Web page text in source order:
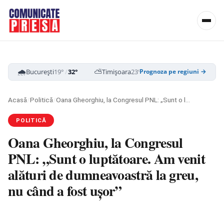
🌧️București19°/32° ⛅Timișoara23°/34° ☁️Cluj-Napoca
Prognoza pe regiuni →
Acasă/Politică/
POLITICĂ
Oana Gheorghiu, la Congresul
PNL: „Sunt o luptătoare. Am venit
alături de dumneavoastră la greu,
nu când a fost ușor”